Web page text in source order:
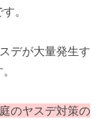
。
デが大量発生す
のヤスデ対策の